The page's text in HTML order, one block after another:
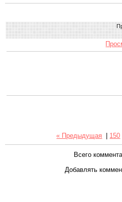
« Предыдущая 150
Всего
Добавлять